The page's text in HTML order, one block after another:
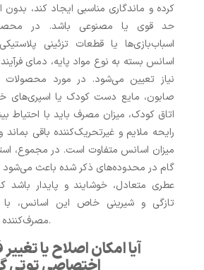
کرده و ماندگاری مناسبی ایجاد کند،
حد قوی یا مصنوعی باشد. در
اسباب‌بازی‌ها یا قطعات تزئینی
اسانس بسته به نوع مواد پایه، دمای
نیاز تعیین می‌شود. در مورد محصولات
صابون، مایع دست کودک یا اسپری‌های
اتاق کودک، میزان مصرف باید با احتیاط
رایحه ملایم و غیرتحریک‌کننده باقی بماند
میزان اسانس متفاوت است. در مجموع،
گام در محدوده‌های ذکر شده باعث می‌شود
عطری متعادل، خوشایند و پایدار
تازگی و شیرینی خاص این اسانس، با
مصرف‌کننده نیز سازگار باقی بماند.
آیا امکان اصلاح یا